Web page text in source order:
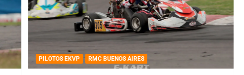
PILOTOS EKVP RMC BUENOS AIRES